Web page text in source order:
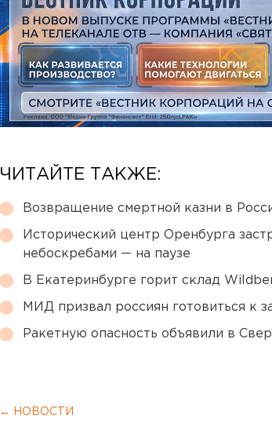
ЧИТАЙТЕ ТАКЖЕ:
Возвращение смертной казни в
Исторический центр Оренбурга
небоскребами — на паузе
В Екатеринбурге горит склад
МИД призвал россиян готовиться к
Ракетную опасность объявили в
← НОВОСТИ